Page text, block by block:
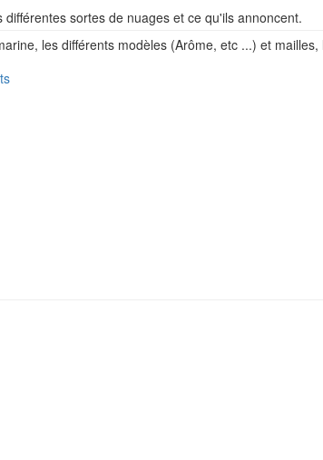
sortes de nuages et ce qu'ils annoncent.
les différents modèles (Arôme, etc ...) et